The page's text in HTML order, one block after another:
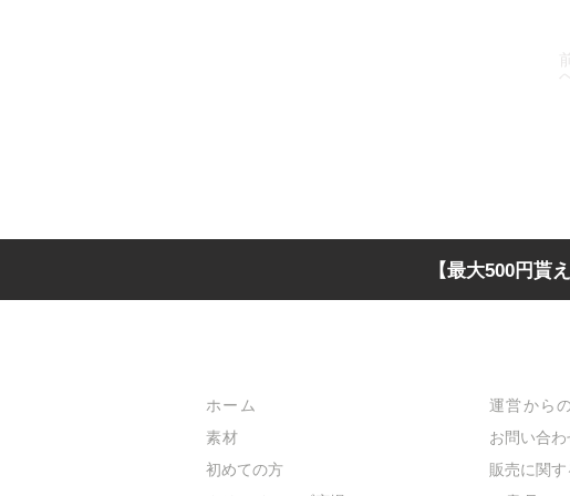
前
【最大500円貰え
ホーム
素材
初めての方
運営から
お問い合わ
販売に関